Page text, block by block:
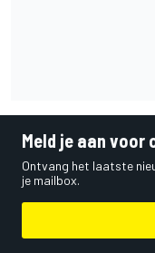
Meld je aan voor
Ontvang het laatste
je mailbox.